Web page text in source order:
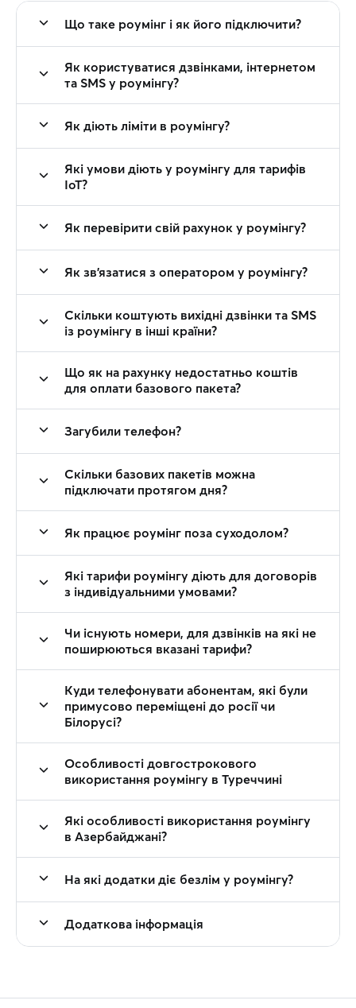
Що таке роумінг і як його підключити?
Як користуватися дзвінками, інтернетом
та SMS у роумінгу?
Як діють ліміти в роумінгу?
Які умови діють у роумінгу для тарифів
IoT?
Як перевірити свій рахунок у роумінгу?
Як зв'язатися з оператором у роумінгу?
Скільки коштують вихідні дзвінки та SMS
із роумінгу в інші країни?
Що як на рахунку недостатньо коштів
для оплати базового пакета?
Загубили телефон?
Скільки базових пакетів можна
підключати протягом дня?
Як працює роумінг поза суходолом?
Які тарифи роумінгу діють для договорів
з індивідуальними умовами?
Чи існують номери, для дзвінків на які не
поширюються вказані тарифи?
Куди телефонувати абонентам, які були
примусово переміщені до росії чи
Білорусі?
Особливості довгострокового
використання роумінгу в Туреччині
Які особливості використання роумінгу
в Азербайджані?
На які додатки діє безлім у роумінгу?
Додаткова інформація